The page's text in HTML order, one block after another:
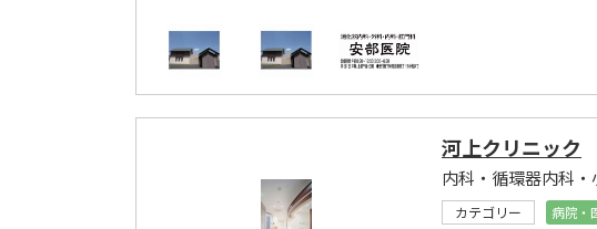
河上クリニック
内科・循環器内科・
カテゴリー 病院・